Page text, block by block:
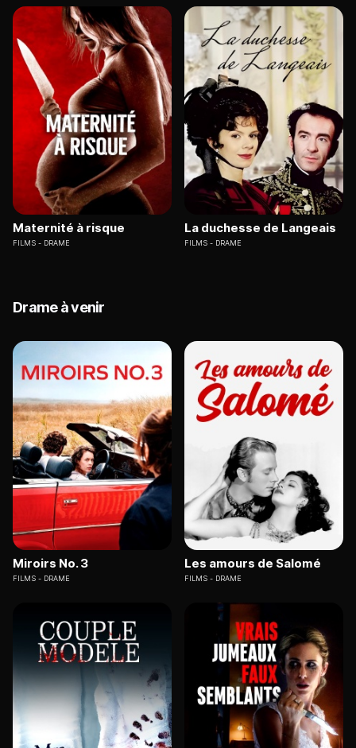
Maternité à risque
FILMS DRAME
La duchesse de Langeais
FILMS DRAME
Drame à venir
Miroirs No. 3
FILMS DRAME
Les amours de Salomé
FILMS DRAME